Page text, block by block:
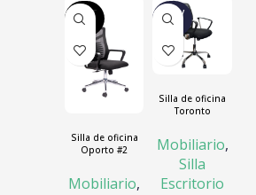
AGOT
ADO
Silla de oficina
Oporto #2
Mobiliario,
NUEV
O
Silla de oficina
Toronto
Mobiliario,
Silla
Escritorio